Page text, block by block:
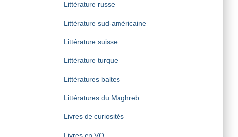
Littérature russe
Littérature sud-américaine
Littérature suisse
Littérature turque
Littératures baltes
Littératures du Maghreb
Livres de curiosités
Livres en VO